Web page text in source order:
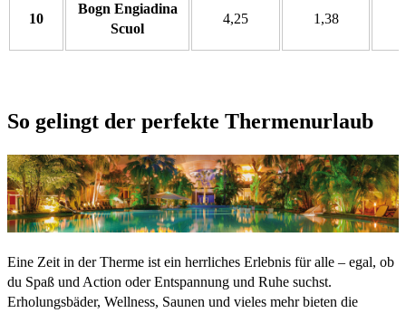
10
Bogn Engiadina
Scuol
4,25 1,38
So gelingt der perfekte Thermenurlaub
Eine Zeit in der Therme ist ein herrliches Erlebnis für alle – egal, ob
du Spaß und Action oder Entspannung und Ruhe suchst.
Erholungsbäder, Wellness, Saunen und vieles mehr bieten die